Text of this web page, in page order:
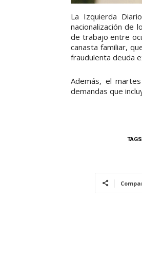
La Izquierda
nacionalización de
de trabajo entre
canasta familiar,
fraudulenta deuda
Además, el
demandas que
TAGS